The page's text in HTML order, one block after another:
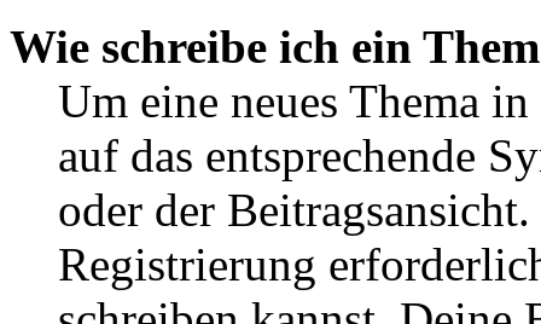
Wie schreibe ich ein
Um eine neues Thema
auf das entsprechende
oder der
Registrierung